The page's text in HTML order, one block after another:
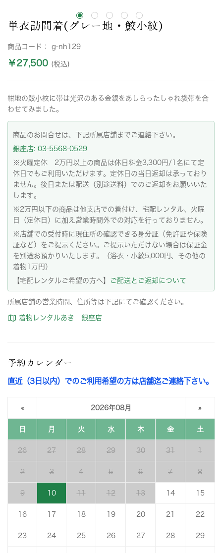
単衣訪問着(グレー地・鮫小紋)
商品コード： g-nh129
￥27,500 (税込)
紺地の鮫小紋に帯は光沢のある金銀をあしらったしゃれ袋帯を合
わせてみました。
商品のお問合せは、下記所属店舗までご連絡下さい。
銀座店: 03-5568-0529
※火曜定休 2万円以上の商品は休日料金3,300円/1名にて定
休日でもご利用いただけます。定休日の当日返却は承っており
ません。後日または配送（別途送料）でのご返却をお願いいた
します。
※2万円以下の商品は他支店での着付け、宅配レンタル、火曜
日（定休日）に加え営業時間外での対応を行っておりません。
※店舗での受付時に現住所の確認できる身分証（免許証や保険
証など）をご提示ください。ご提示いただけない場合は保証金
を別途お預かりいたします。（浴衣・小紋5,000円、その他の
着物1万円）
【宅配レンタルご希望の方へ】
ご配送とご返却について
所属店舗の営業時間、住所等は下記にてご確認ください。
着物レンタルあき 銀座店
予約カレンダー
直近（3日以内）でのご利用希望の方は店舗迄ご連絡下さい。
« 2026年08月 »
日 月 火 水 木 金 土
26 27 28 29 30 31 1
2 3 4 5 6 7 8
9 10 11 12 13 14 15
16 17 18 19 20 21 22
23 24 25 26 27 28 29